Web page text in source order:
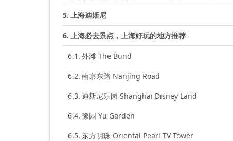
上海迪斯尼
上海必去景点，上海好玩的地方推荐
外滩 The Bund
南京东路 Nanjing Road
迪斯尼乐园 Shanghai Disney Land
豫园 Yu Garden
东方明珠 Oriental Pearl TV Tower